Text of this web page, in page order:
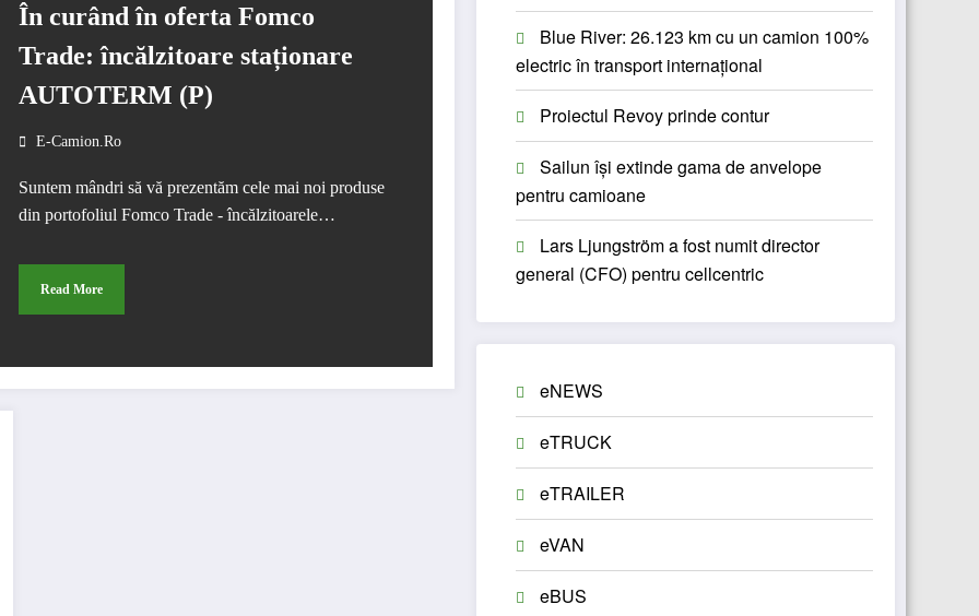
În curând în oferta Fomco
Trade: încălzitoare staționare
AUTOTERM (P)
E-Camion.ro
Suntem mândri să vă prezentăm cele mai noi produse
din portofoliul Fomco Trade - încălzitoarele…
Read More
Blue River: 26.123 km cu un camion 100%
electric în transport internațional
Proiectul Revoy prinde contur
Sailun își extinde gama de anvelope
pentru camioane
Lars Ljungström a fost numit director
general (CFO) pentru cellcentric
eNEWS
eTRUCK
eTRAILER
eVAN
eBUS